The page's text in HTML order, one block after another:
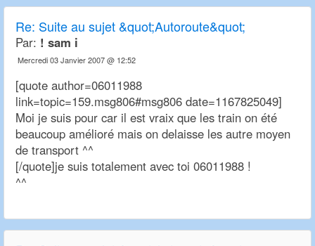
Re: Suite au sujet &quot;Autoroute&quot;
Par: ! sam i
Mercredi 03 Janvier 2007 @ 12:52
[quote author=06011988
link=topic=159.msg806#msg806 date=1167825049]
Moi je suis pour car il est vraix que les train on été
beaucoup amélioré mais on delaisse les autre moyen
de transport ^^
[/quote]je suis totalement avec toi 06011988 !
^^